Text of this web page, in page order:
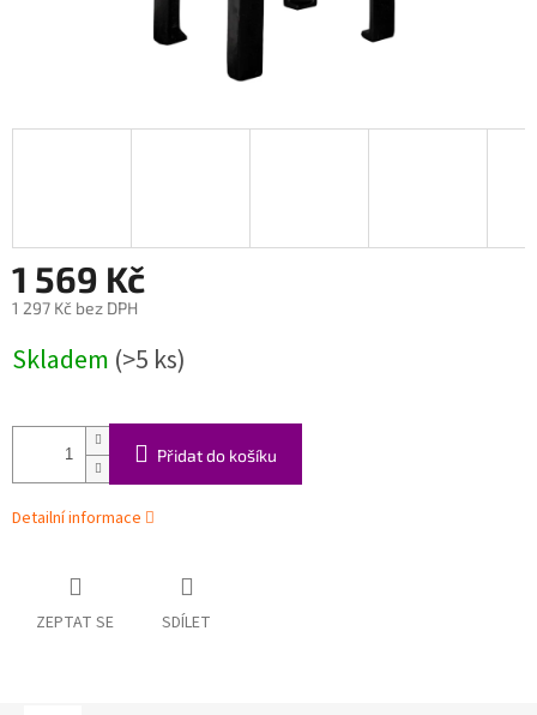
1 569 Kč
1 297 Kč bez DPH
cena:
Skladem (>5 ks)
Přidat do košíku
Detailní informace
ZEPTAT SE SDÍLET